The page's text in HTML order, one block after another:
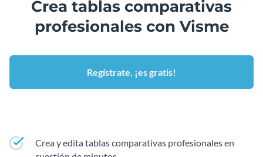
Crea tablas comparativas
profesionales con Visme
Regístrate, ¡es gratis!
Crea y edita tablas comparativas profesionales en